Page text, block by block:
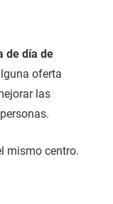
de día de
oferta
las
mismo centro.